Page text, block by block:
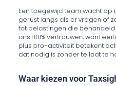
Een toegewijd team wacht op
gerust langs als er vragen of
tot belastingen die behandeld
ons 100% vertrouwen, want
plus pro-activiteit betekent
dat nodig is zonder te laat te
Waar kiezen voor